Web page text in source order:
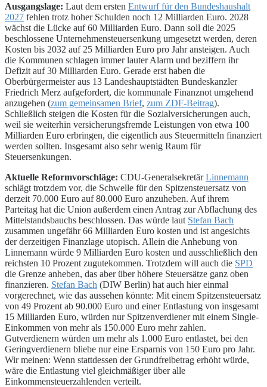
Ausgangslage: Laut dem ersten Entwurf für den Bundeshaushalt
2027 fehlen trotz hoher Schulden noch 12 Milliarden Euro. 2028
wächst die Lücke auf 60 Milliarden Euro. Dann soll die 2025
beschlossene Unternehmensteuersenkung umgesetzt werden, deren
Kosten bis 2032 auf 25 Milliarden Euro pro Jahr ansteigen. Auch
die Kommunen schlagen immer lauter Alarm und beziffern ihr
Defizit auf 30 Milliarden Euro. Gerade erst haben die
Oberbürgermeister aus 13 Landeshauptstädten Bundeskanzler
Friedrich Merz aufgefordert, die kommunale Finanznot umgehend
anzugehen (zum gemeinsamen Brief, zum ZDF-Beitrag).
Schließlich steigen die Kosten für die Sozialversicherungen auch,
weil sie weiterhin versicherungsfremde Leistungen von etwa 100
Milliarden Euro erbringen, die eigentlich aus Steuermitteln finanziert
werden sollten. Insgesamt also sehr wenig Raum für
Steuersenkungen.
Aktuelle Reformvorschläge: CDU-GeneralsekretärLinnemann
schlägt trotzdem vor, die Schwelle für den Spitzensteuersatz von
derzeit 70.000 Euro auf 80.000 Euro anzuheben. Auf ihrem
Parteitag hat die Union außerdem einen Antrag zur Abflachung des
Mittelstandsbauchs beschlossen. Das würde laut Stefan Bach
zusammen ungefähr 66 Milliarden Euro kosten und ist angesichts
der derzeitigen Finanzlage utopisch. Allein die Anhebung von
Linnemann würde 9 Milliarden Euro kosten und ausschließlich den
reichsten 10 Prozent zugutekommen. Trotzdem will auch die SPD
die Grenze anheben, das aber über höhere Steuersätze ganz oben
finanzieren. Stefan Bach (DIW Berlin) hat auch hier einmal
vorgerechnet, wie das aussehen könnte: Mit einem Spitzensteuersatz
von 49 Prozent ab 90.000 Euro und einer Entlastung von insgesamt
15 Milliarden Euro, würden nur Spitzenverdiener mit einem Single-
Einkommen von mehr als 150.000 Euro mehr zahlen.
Gutverdienern würden um mehr als 1.000 Euro entlastet, bei den
Geringverdienern bliebe nur eine Ersparnis von 150 Euro pro Jahr.
Wir meinen: Wenn stattdessen der Grundfreibetrag erhöht würde,
wäre die Entlastung viel gleichmäßiger über alle
Einkommensteuerzahlenden verteilt.